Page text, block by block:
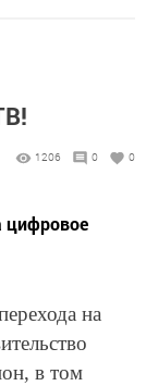
1206 0 0
цифровое
на
в том